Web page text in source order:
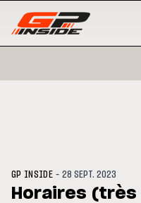
GP INSIDE -28 SEPT. 2023
Horaires